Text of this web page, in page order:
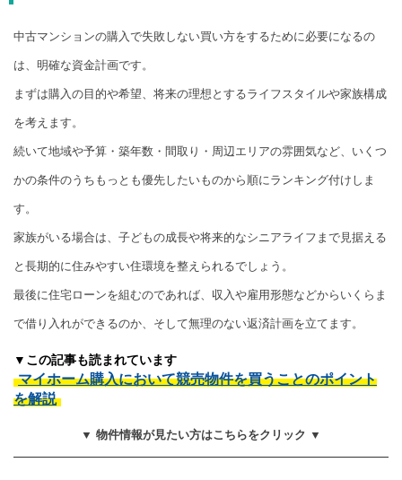
中古マンションの購入で失敗しない買い方をするために必要になるの
は、明確な資金計画です。
まずは購入の目的や希望、将来の理想とするライフスタイルや家族構成
を考えます。
続いて地域や予算・築年数・間取り・周辺エリアの雰囲気など、いくつ
かの条件のうちもっとも優先したいものから順にランキング付けしま
す。
家族がいる場合は、子どもの成長や将来的なシニアライフまで見据える
と長期的に住みやすい住環境を整えられるでしょう。
最後に住宅ローンを組むのであれば、収入や雇用形態などからいくらま
で借り入れができるのか、そして無理のない返済計画を立てます。
▼この記事も読まれています
マイホーム購入において競売物件を買うことのポイント
を解説
▼ 物件情報が見たい方はこちらをクリック ▼